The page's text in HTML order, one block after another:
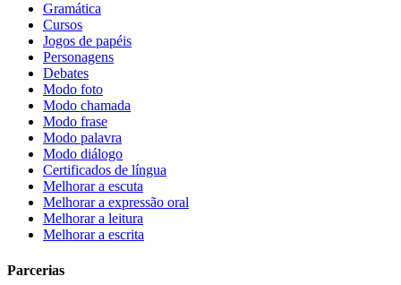
Gramática
Cursos
Jogos de papéis
Personagens
Debates
Modo foto
Modo chamada
Modo frase
Modo palavra
Modo diálogo
Certificados de língua
Melhorar a escuta
Melhorar a expressão oral
Melhorar a leitura
Melhorar a escrita
Parcerias